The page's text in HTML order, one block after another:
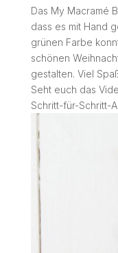
Das My Macramé
dass es mit Hand
grünen Farbe
schönen
gestalten. Viel
Seht euch das
Schritt-für-Schritt-